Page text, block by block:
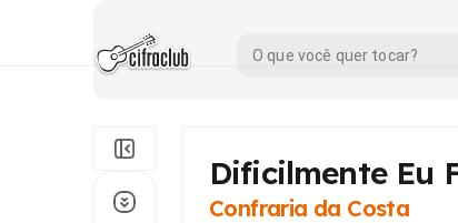
Dificilmente Eu
Confraria da Costa